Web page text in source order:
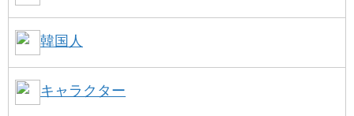
韓国人
キャラクター